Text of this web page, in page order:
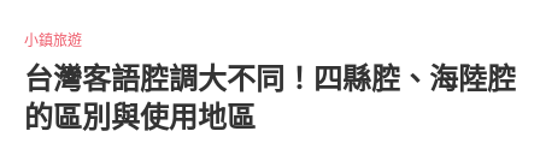
小鎮旅遊
台灣客語腔調大不同！四縣腔、海陸腔
的區別與使用地區